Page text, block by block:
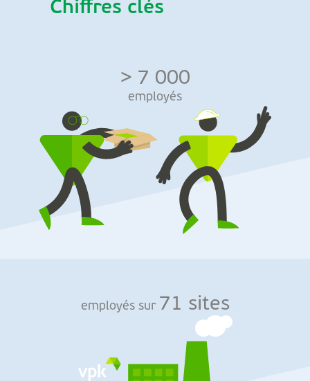
Chiffres clés
> 7 000
employés
employés sur 71 sites